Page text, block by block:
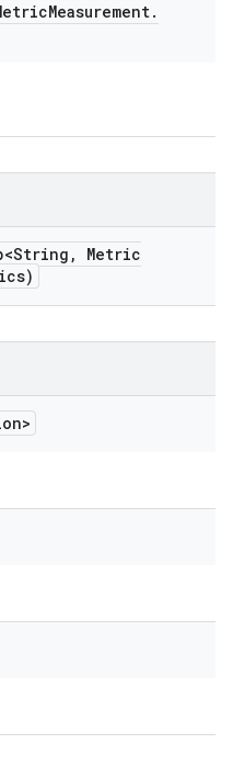
Measurement.
,
Metric